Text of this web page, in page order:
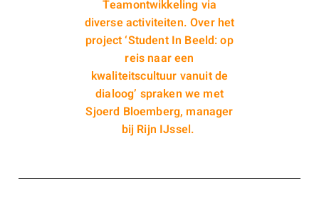
Teamontwikkeling via
diverse activiteiten. Over het
project ‘Student In Beeld: op
reis naar een
kwaliteitscultuur vanuit de
dialoog’ spraken we met
Sjoerd Bloemberg, manager
bij Rijn IJssel.